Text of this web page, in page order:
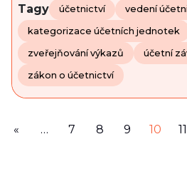
Tagy účetnictví vedení
kategorizace účetních jednotek
zveřejňování výkazů účetní
zákon o účetnictví
« … 7 8 9 10 11